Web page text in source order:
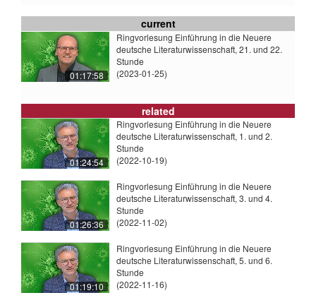
current
01:17:58
Ringvorlesung Einführung in die Neuere
deutsche Literaturwissenschaft, 21. und 22.
Stunde
(2023-01-25)
related
01:24:54
Ringvorlesung Einführung in die Neuere
deutsche Literaturwissenschaft, 1. und 2.
Stunde
(2022-10-19)
01:26:36
Ringvorlesung Einführung in die Neuere
deutsche Literaturwissenschaft, 3. und 4.
Stunde
(2022-11-02)
01:19:10
Ringvorlesung Einführung in die Neuere
deutsche Literaturwissenschaft, 5. und 6.
Stunde
(2022-11-16)